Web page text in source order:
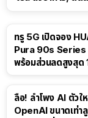
ทรู 5G เปิดจอง
Pura 90s Series
พร้อมส่วนลดสูงสุด
ลือ! ลำโพง AI ตัวใ
OpenAI ขนาดเท่า